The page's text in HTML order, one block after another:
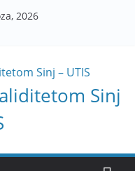
2026
Sinj